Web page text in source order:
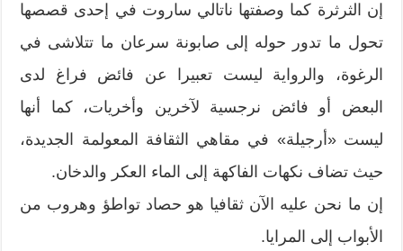
إن الثرثرة كما وصفتها ناتالي ساروت في إحدى قصصها
تحول ما تدور حوله إلى صابونة سرعان ما تتلاشى في
الرغوة، والرواية ليست تعبيرا عن فائض فراغ لدى
البعض أو فائض نرجسية لآخرين وأخريات، كما أنها
ليست «أرجيلة» في مقاهي الثقافة المعولمة الجديدة،
حيث تضاف نكهات الفاكهة إلى الماء العكر والدخان.
إن ما نحن عليه الآن ثقافيا هو حصاد تواطؤ وهروب من
الأبواب إلى المرايا.